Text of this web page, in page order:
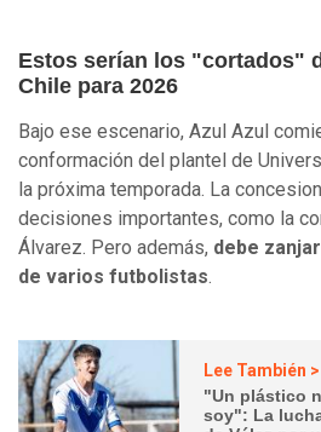
Estos serían los "cortados"
Chile para 2026
Bajo ese escenario, Azul Azul
conformación del plantel de
la próxima temporada. La
decisiones importantes, como la
Álvarez. Pero además, debe
de varios futbolistas
Lee También >
"Un plástico
soy": La